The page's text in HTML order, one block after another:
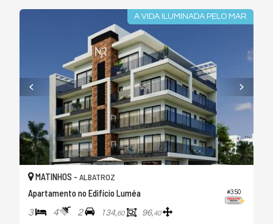
A VIDA ILUMINADA PELO MAR
#350
MATINHOS - ALBATROZ
Apartamento no Edifício Luméa
3 4 2 134,60 96,40